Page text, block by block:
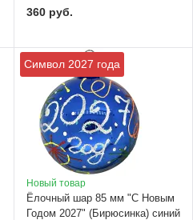
360 руб.
Символ 2027 года
Новый товар
Ёлочный шар 85 мм "С Новым
Годом 2027" (Бирюсинка) синий